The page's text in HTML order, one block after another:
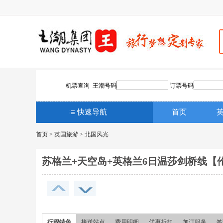
机票查询 王潮号码 订票号码
快速导航 首页
首页 > 英国旅游 > 北国风光
苏格兰+天空岛+英格兰6日温莎剑桥线【